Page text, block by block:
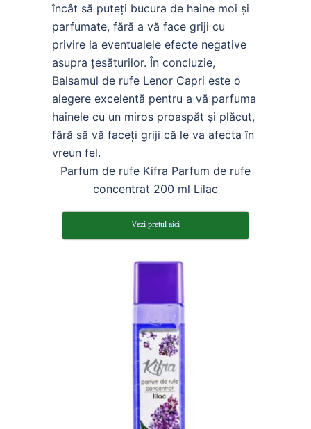
încât să puteți bucura de haine moi și
parfumate, fără a vă face griji cu
privire la eventualele efecte negative
asupra țesăturilor. În concluzie,
Balsamul de rufe Lenor Capri este o
alegere excelentă pentru a vă parfuma
hainele cu un miros proaspăt și plăcut,
fără să vă faceți griji că le va afecta în
vreun fel.
Parfum de rufe Kifra Parfum de rufe
concentrat 200 ml Lilac
Vezi pretul aici